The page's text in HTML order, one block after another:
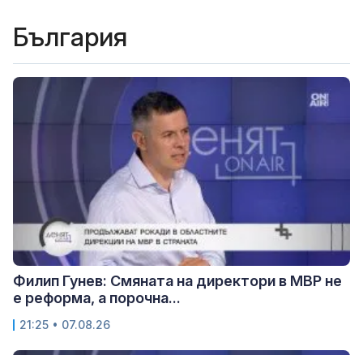
България
Филип Гунев: Смяната на директори в МВР не
е реформа, а порочна...
21:25 • 07.08.26